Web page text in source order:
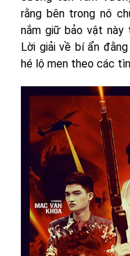
rằng bên trong nó
nắm giữ bảo vật này
Lời giải về bí ẩn
hé lộ men theo các